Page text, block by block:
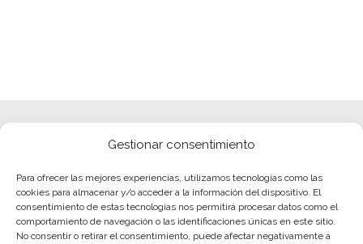
Gestionar consentimiento
Para ofrecer las mejores experiencias, utilizamos tecnologías como las
cookies para almacenar y/o acceder a la información del dispositivo. El
consentimiento de estas tecnologías nos permitirá procesar datos como el
comportamiento de navegación o las identificaciones únicas en este sitio.
No consentir o retirar el consentimiento, puede afectar negativamente a